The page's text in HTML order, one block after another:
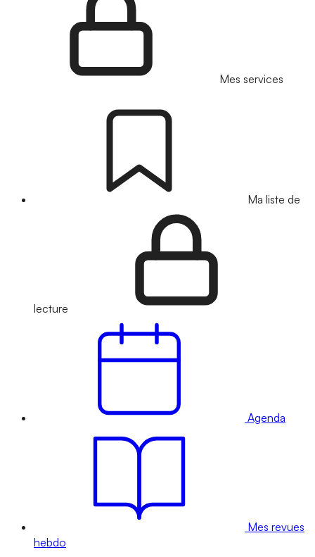
Mes services
Ma liste de
lecture
Agenda
Mes revues
hebdo